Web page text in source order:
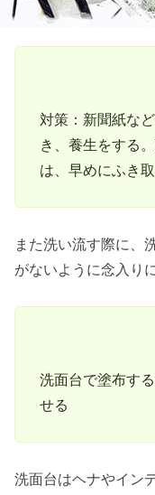
対策：新聞紙な
き、養生をする
は、早めにふき取
また洗い流す際に、
がないように念入り
洗面台で塗布す
せる
洗面台はヘナやイン